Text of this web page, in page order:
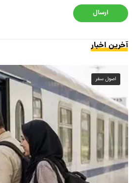
ارسال
آخرین اخبار
اصول سفر